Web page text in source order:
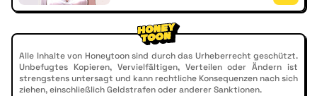
Alle Inhalte von Honeytoon sind durch das Urheberrecht geschützt.
Unbefugtes Kopieren, Vervielfältigen, Verteilen oder Ändern ist
strengstens untersagt und kann rechtliche Konsequenzen nach sich
ziehen, einschließlich Geldstrafen oder anderer Sanktionen.